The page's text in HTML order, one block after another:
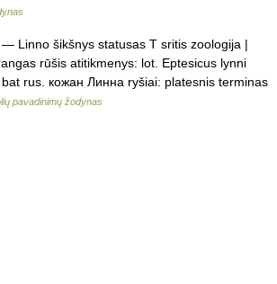
— Linno šikšnys statusas T sritis zoologija |
rūšis atitikmenys: lot. Eptesicus lynni
bat rus. кожан Линна ryšiai: platesnis terminas
pavadinimų žodynas